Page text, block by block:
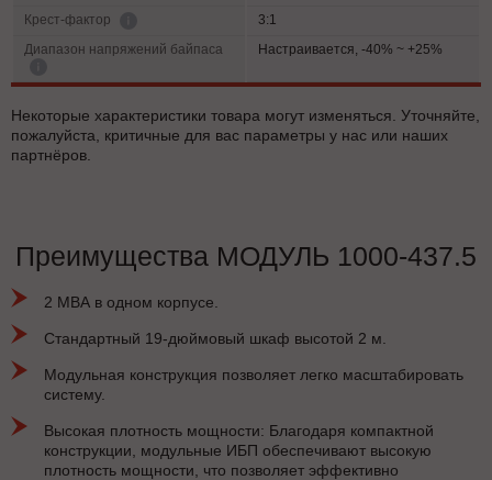
Крест-фактор
3:1
Диапазон напряжений байпаса
Настраивается, -40% ~ +25%
Некоторые характеристики товара могут изменяться. Уточняйте,
пожалуйста, критичные для вас параметры у нас или наших
партнёров.
Преимущества МОДУЛЬ 1000-437.5
2 МВА в одном корпусе.
Стандартный 19-дюймовый шкаф высотой 2 м.
Модульная конструкция позволяет легко масштабировать
систему.
Высокая плотность мощности: Благодаря компактной
конструкции, модульные ИБП обеспечивают высокую
плотность мощности, что позволяет эффективно